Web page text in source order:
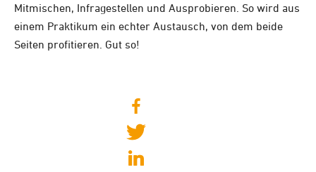
Mitmischen, Infragestellen und Ausprobieren. So wird aus
einem Praktikum ein echter Austausch, von dem beide
Seiten profitieren. Gut so!
teilen
tweet